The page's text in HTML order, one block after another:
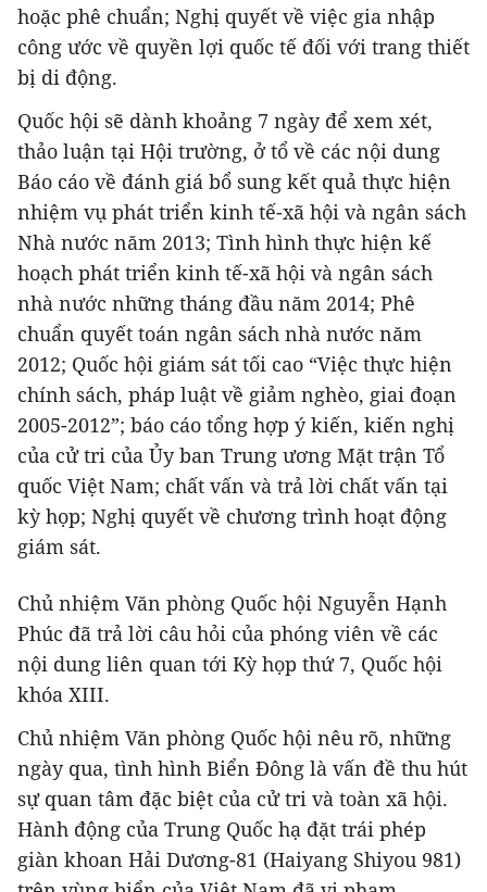
hoặc phê chuẩn; Nghị quyết về việc gia nhập
công ước về quyền lợi quốc tế đối với trang thiết
bị di động.
Quốc hội sẽ dành khoảng 7 ngày để xem xét,
thảo luận tại Hội trường, ở tổ về các nội dung
Báo cáo về đánh giá bổ sung kết quả thực hiện
nhiệm vụ phát triển kinh tế-xã hội và ngân sách
Nhà nước năm 2013; Tình hình thực hiện kế
hoạch phát triển kinh tế-xã hội và ngân sách
nhà nước những tháng đầu năm 2014; Phê
chuẩn quyết toán ngân sách nhà nước năm
2012; Quốc hội giám sát tối cao “Việc thực hiện
chính sách, pháp luật về giảm nghèo, giai đoạn
2005-2012”; báo cáo tổng hợp ý kiến, kiến nghị
của cử tri của Ủy ban Trung ương Mặt trận Tổ
quốc Việt Nam; chất vấn và trả lời chất vấn tại
kỳ họp; Nghị quyết về chương trình hoạt động
giám sát.
Chủ nhiệm Văn phòng Quốc hội Nguyễn Hạnh
Phúc đã trả lời câu hỏi của phóng viên về các
nội dung liên quan tới Kỳ họp thứ 7, Quốc hội
khóa XIII.
Chủ nhiệm Văn phòng Quốc hội nêu rõ, những
ngày qua, tình hình Biển Đông là vấn đề thu hút
sự quan tâm đặc biệt của cử tri và toàn xã hội.
Hành động của Trung Quốc hạ đặt trái phép
giàn khoan Hải Dương-81 (Haiyang Shiyou 981)